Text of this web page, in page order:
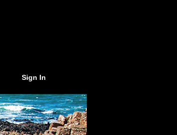
Sign In